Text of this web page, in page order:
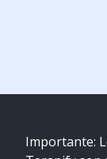
Importante: